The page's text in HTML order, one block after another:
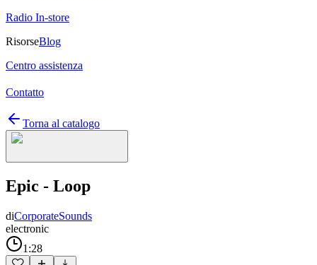
Radio In-store
RisorseBlog
Centro assistenza
Contatto
Torna al catalogo
Epic - Loop
diCorporateSounds
electronic
1:28